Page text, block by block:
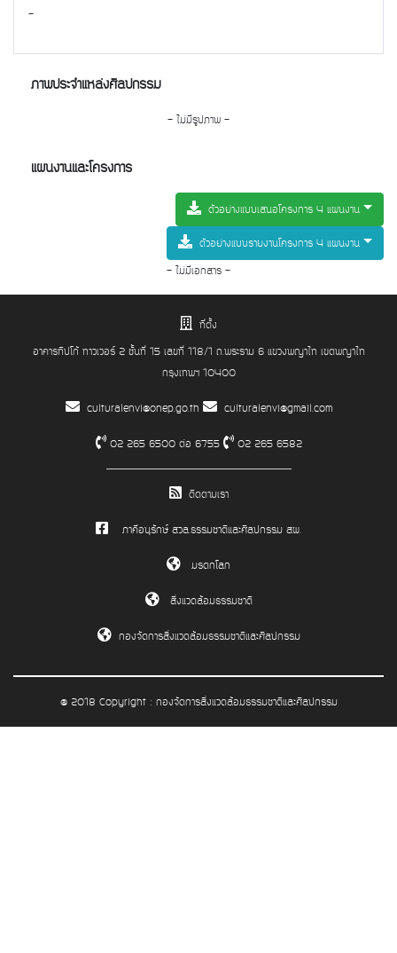
-
ภาพประจำแหล่งศิลปกรรม
- ไม่มีรูปภาพ -
แผนงานและโครงการ
ตัวอย่างแบบเสนอโครงการ 4 แผนงาน
ตัวอย่างแบบรายงานโครงการ 4 แผนงาน
- ไม่มีเอกสาร -
ที่ตั้ง
อาคารทิปโก้ ทาวเวอร์ 2 ชั้นที่ 15 เลขที่ 118/1 ถ.พระราม 6 แขวงพญาไท เขตพญาไท
กรุงเทพฯ 10400
culturalenvi@onep.go.th culturalenvi@gmail.com
02 265 6500 ต่อ 6755 02 265 6582
ติดตามเรา
ภาคีอนุรักษ์ สวล.ธรรมชาติและศิลปกรรม สผ.
มรดกโลก
สิ่งแวดล้อมธรรมชาติ
กองจัดการสิ่งแวดล้อมธรรมชาติและศิลปกรรม
@ 2018 Copyright : กองจัดการสิ่งแวดล้อมธรรมชาติและศิลปกรรม